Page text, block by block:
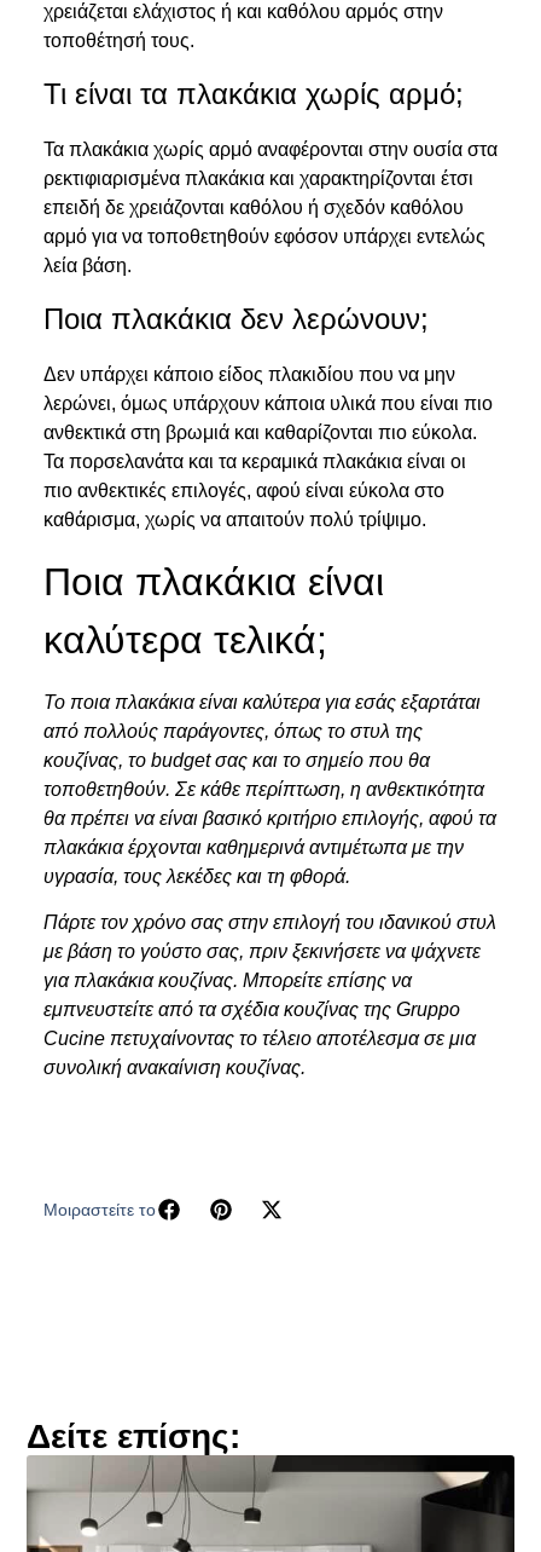
χρειάζεται ελάχιστος ή και καθόλου αρμός στην
τοποθέτησή τους.
Τι είναι τα πλακάκια χωρίς αρμό;
Τα πλακάκια χωρίς αρμό αναφέρονται στην ουσία στα
ρεκτιφιαρισμένα πλακάκια και χαρακτηρίζονται έτσι
επειδή δε χρειάζονται καθόλου ή σχεδόν καθόλου
αρμό για να τοποθετηθούν εφόσον υπάρχει εντελώς
λεία βάση.
Ποια πλακάκια δεν λερώνουν;
Δεν υπάρχει κάποιο είδος πλακιδίου που να μην
λερώνει, όμως υπάρχουν κάποια υλικά που είναι πιο
ανθεκτικά στη βρωμιά και καθαρίζονται πιο εύκολα.
Τα πορσελανάτα και τα κεραμικά πλακάκια είναι οι
πιο ανθεκτικές επιλογές, αφού είναι εύκολα στο
καθάρισμα, χωρίς να απαιτούν πολύ τρίψιμο.
Ποια πλακάκια είναι
καλύτερα τελικά;
Το ποια πλακάκια είναι καλύτερα για εσάς εξαρτάται
από πολλούς παράγοντες, όπως το στυλ της
κουζίνας, το budget σας και το σημείο που θα
τοποθετηθούν. Σε κάθε περίπτωση, η ανθεκτικότητα
θα πρέπει να είναι βασικό κριτήριο επιλογής, αφού τα
πλακάκια έρχονται καθημερινά αντιμέτωπα με την
υγρασία, τους λεκέδες και τη φθορά.
Πάρτε τον χρόνο σας στην επιλογή του ιδανικού στυλ
με βάση το γούστο σας, πριν ξεκινήσετε να ψάχνετε
για πλακάκια κουζίνας. Μπορείτε επίσης να
εμπνευστείτε από τα σχέδια κουζίνας της Gruppo
Cucine πετυχαίνοντας το τέλειο αποτέλεσμα σε μια
συνολική ανακαίνιση κουζίνας.
Μοιραστείτε το
Δείτε επίσης: